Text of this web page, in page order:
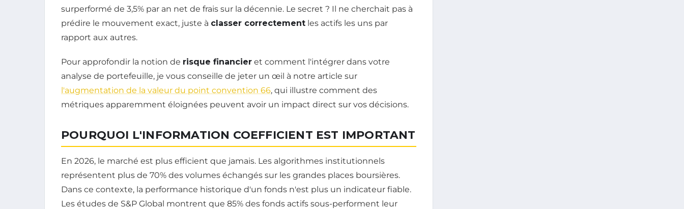
surperformé de 3,5% par an net de frais sur la décennie. Le secret ? Il ne cherchait pas à
prédire le mouvement exact, juste à classer correctement les actifs les uns par
rapport aux autres.
Pour approfondir la notion de risque financier et comment l'intégrer dans votre
analyse de portefeuille, je vous conseille de jeter un œil à notre article sur
l'augmentation de la valeur du point convention 66, qui illustre comment des
métriques apparemment éloignées peuvent avoir un impact direct sur vos décisions.
POURQUOI L'INFORMATION COEFFICIENT EST IMPORTANT
En 2026, le marché est plus efficient que jamais. Les algorithmes institutionnels
représentent plus de 70% des volumes échangés sur les grandes places boursières.
Dans ce contexte, la performance historique d'un fonds n'est plus un indicateur fiable.
Les études de S&P Global montrent que 85% des fonds actifs sous-performent leur